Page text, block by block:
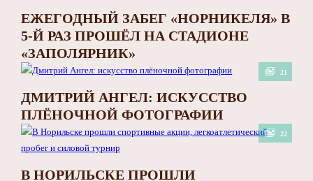
ЕЖЕГОДНЫЙ ЗАБЕГ «НОРНИКЕЛЯ» В
5-Й РАЗ ПРОШЁЛ НА СТАДИОНЕ
«ЗАПОЛЯРНИК»
21
ДМИТРИЙ АНГЕЛ: ИСКУССТВО
ПЛЁНОЧНОЙ ФОТОГРАФИИ
22
В НОРИЛЬСКЕ ПРОШЛИ